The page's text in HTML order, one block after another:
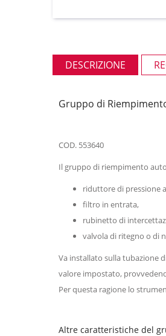
DESCRIZIONE
Gruppo di
COD. 553640
Il gruppo di riempimento
riduttore di pressione
filtro in entrata,
rubinetto di
valvola di ritegno o di
Va installato sulla tubazione
valore impostato,
Per questa ragione lo
Altre caratteristiche del